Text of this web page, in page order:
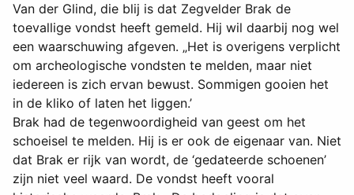
Van der Glind, die blij is dat Zegvelder Brak de
toevallige vondst heeft gemeld. Hij wil daarbij nog wel
een waarschuwing afgeven. „Het is overigens verplicht
om archeologische vondsten te melden, maar niet
iedereen is zich ervan bewust. Sommigen gooien het
in de kliko of laten het liggen.’
Brak had de tegenwoordigheid van geest om het
schoeisel te melden. Hij is er ook de eigenaar van. Niet
dat Brak er rijk van wordt, de ‘gedateerde schoenen’
zijn niet veel waard. De vondst heeft vooral